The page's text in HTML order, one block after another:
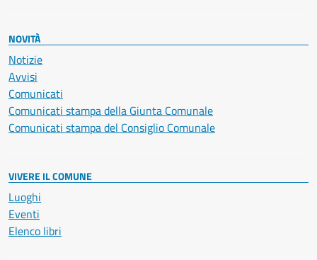
NOVITÀ
Notizie
Avvisi
Comunicati
Comunicati stampa della Giunta Comunale
Comunicati stampa del Consiglio Comunale
VIVERE IL COMUNE
Luoghi
Eventi
Elenco libri